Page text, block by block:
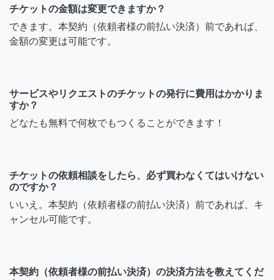
チケットの金額は変更できますか？
できます。本契約（依頼者様の前払い決済）前であれば、
金額の変更は可能です。
サービスやリクエストのチケットの発行に費用はかかりま
すか？
どなたも無料で何枚でもつくることができます！
チケットの依頼相談をしたら、必ず買わなくてはいけない
のですか？
いいえ。本契約（依頼者様の前払い決済）前であれば、キ
ャンセル可能です。
本契約（依頼者様の前払い決済）の決済方法を教えてくだ